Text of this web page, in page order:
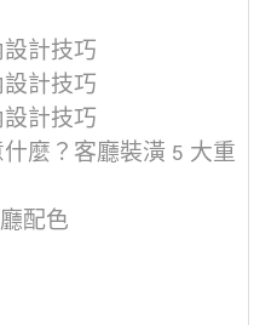
設計技巧
設計技巧
設計技巧
麼？客廳裝潢 5 大重
配色